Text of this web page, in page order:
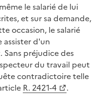
le salarié de lui
et sur sa demande,
occasion, le salarié
assister d'un
préjudice des
du travail peut
contradictoire telle
R. 2421-4
.